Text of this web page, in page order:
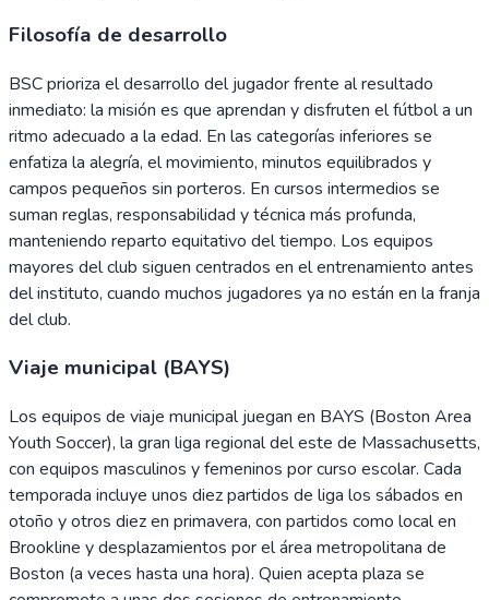
Filosofía de desarrollo
BSC prioriza el desarrollo del jugador frente al resultado
inmediato: la misión es que aprendan y disfruten el fútbol a un
ritmo adecuado a la edad. En las categorías inferiores se
enfatiza la alegría, el movimiento, minutos equilibrados y
campos pequeños sin porteros. En cursos intermedios se
suman reglas, responsabilidad y técnica más profunda,
manteniendo reparto equitativo del tiempo. Los equipos
mayores del club siguen centrados en el entrenamiento antes
del instituto, cuando muchos jugadores ya no están en la franja
del club.
Viaje municipal (BAYS)
Los equipos de viaje municipal juegan en BAYS (Boston Area
Youth Soccer), la gran liga regional del este de Massachusetts,
con equipos masculinos y femeninos por curso escolar. Cada
temporada incluye unos diez partidos de liga los sábados en
otoño y otros diez en primavera, con partidos como local en
Brookline y desplazamientos por el área metropolitana de
Boston (a veces hasta una hora). Quien acepta plaza se